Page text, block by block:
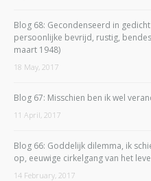
Blog 68: Gecondenseerd in
persoonlijke bevrijd, rustig,
maart 1948)
18 May, 2017
Blog 67: Misschien ben ik wel
11 April, 2017
Blog 66: Goddelijk dilemma, ik
op, eeuwige cirkelgang van het
14 February, 2017